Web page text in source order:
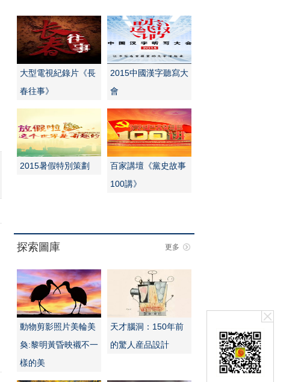
大型電視紀錄片《長
春往事》
2015中國漢字聽寫大
會
2015暑假特別策劃
百家講壇《黨史故事
100講》
探索圖庫 更多
動物剪影照片美輪美
奐:黎明黃昏映襯不一
樣的美
天才腦洞：150年前
的驚人産品設計